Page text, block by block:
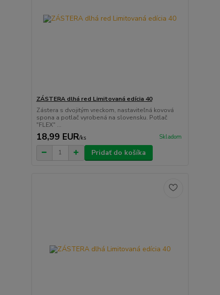
ZÁSTERA dlhá red Limitovaná edícia 40
Zástera s dvojitým vreckom, nastaviteľná kovová
spona a potlač vyrobená na slovensku. Potlač
"FLEX" ...
18,99 EUR/ks Skladom
Pridať do košíka